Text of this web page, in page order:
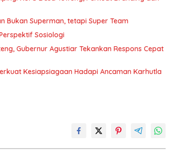
Bukan Superman, tetapi Super Team
Sosiologi
Gubernur Agustiar Tekankan Respons Cepat
Kesiapsiagaan Hadapi Ancaman Karhutla